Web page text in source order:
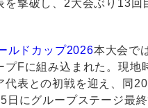
を撃破し、2大会ぶり13回
ルドカップ2026本大会で
プFに組み込まれた。現地
代表との初戦を迎え、同
日にグループステージ最